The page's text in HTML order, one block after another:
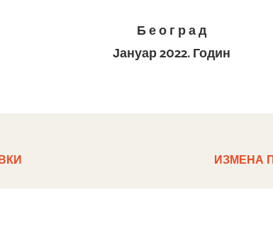
Б е о г р а д
Јануар 2022. Годин
ИЗМЕНА